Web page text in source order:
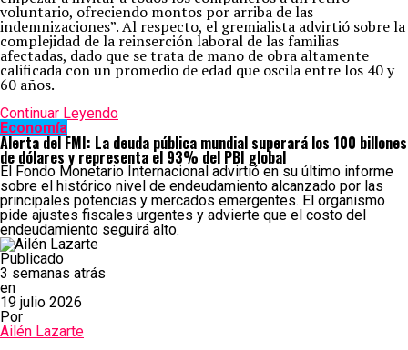
voluntario, ofreciendo montos por arriba de las
indemnizaciones”. Al respecto, el gremialista advirtió sobre la
complejidad de la reinserción laboral de las familias
afectadas, dado que se trata de mano de obra altamente
calificada con un promedio de edad que oscila entre los 40 y
60 años.
Continuar Leyendo
Economía
Alerta del FMI: La deuda pública mundial superará los 100 billones
de dólares y representa el 93% del PBI global
El Fondo Monetario Internacional advirtió en su último informe
sobre el histórico nivel de endeudamiento alcanzado por las
principales potencias y mercados emergentes. El organismo
pide ajustes fiscales urgentes y advierte que el costo del
endeudamiento seguirá alto.
Publicado
3 semanas atrás
en
19 julio 2026
Por
Ailén Lazarte